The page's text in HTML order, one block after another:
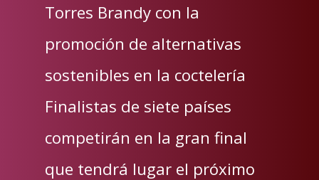
Torres Brandy con la
promoción de alternativas
sostenibles en la coctelería
Finalistas de siete países
competirán en la gran final
que tendrá lugar el próximo